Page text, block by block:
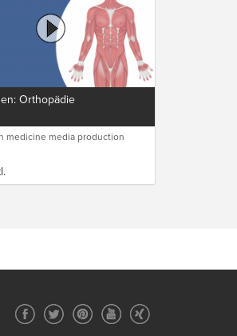
Orthopädie
medicine media production